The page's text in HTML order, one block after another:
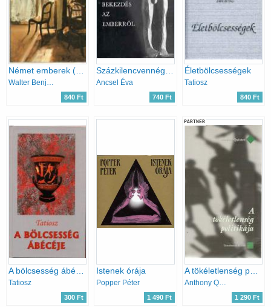
Német emberek (mérleg)
Walter Benjamin
840 Ft
Százkilencvennégy bekezdés az emberről
Ancsel Éva
740 Ft
Életbölcsességek
Tatiosz
840 Ft
Tatiosz
300 Ft
Istenek órája
Popper Péter
1 490 Ft
PARTNER
A tökéletlenség politikája
Anthony Quinton
1 290 Ft